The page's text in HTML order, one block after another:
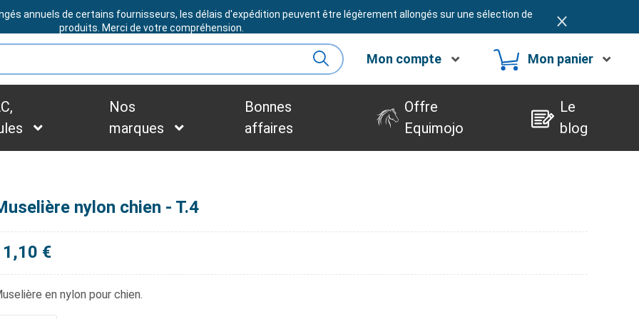
BESOIN D'ASSISTANCE ?
annuels de certains fournisseurs, les délais d'expédition peuvent être légèrement allongés sur une sélection de
produits. Merci de votre compréhension.
Mon compte Mon panier
Nos
marques
Bonnes
affaires
Offre
Equimojo
Le
blog
nylon chien - T.4
€
en nylon pour chien.